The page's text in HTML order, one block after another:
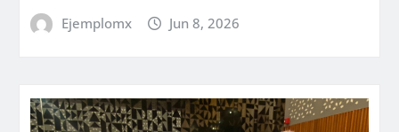
Ejemplomx Jun 8, 2026